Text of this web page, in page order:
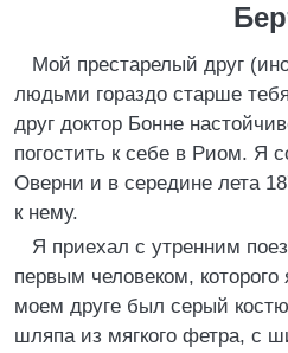
Мой престарелый друг
людьми гораздо старше
друг доктор Бонне
погостить к себе в Риом. Я
Оверни и в середине лета
к нему.
Я приехал с утренним
первым человеком,
моем друге был серый
шляпа из мягкого фетра, с